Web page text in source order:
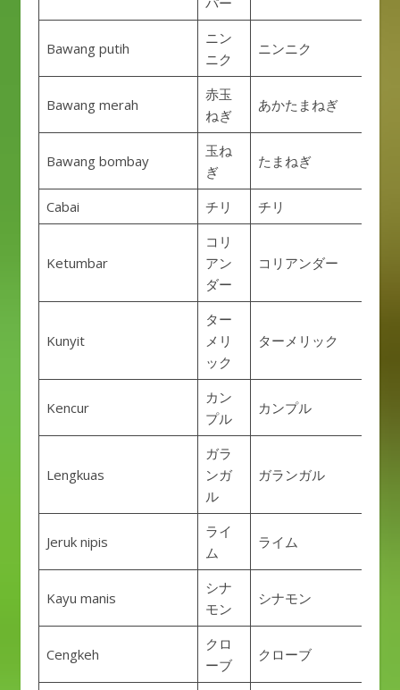
Bawang putih
ニン
ニク
ニンニク
Bawang merah
赤玉
ねぎ
あかたまねぎ
Bawang bombay
玉ね
ぎ
たまねぎ
Cabai チリ チリ
Ketumbar
コリ
アン
ダー
コリアンダー
Kunyit
ター
メリ
ック
ターメリック
Kencur
カン
プル
カンプル
Lengkuas
ガラ
ンガ
ル
ガランガル
Jeruk nipis
ライ
ム
ライム
Kayu manis
シナ
モン
シナモン
Cengkeh
クロ
ーブ
クローブ